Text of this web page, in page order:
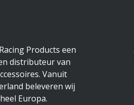
Products een
distributeur van
Vanuit
beleveren wij
Europa.